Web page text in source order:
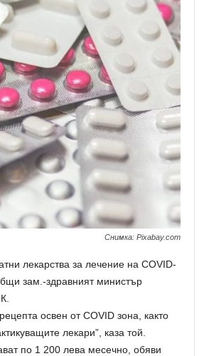
Снимка: Pixabay.com
лекарства за лечение на COVID-
зам.-здравният министър
освен от COVID зона, както
лекари”, каза той.
по 1 200 лева месечно, обяви